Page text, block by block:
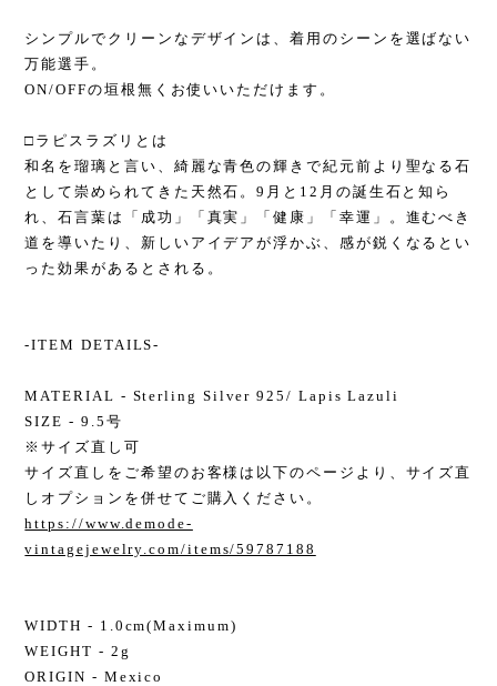
シンプルでクリーンなデザインは、着用のシーンを選ばない
万能選手。
ON/OFFの垣根無くお使いいただけます。
□ラピスラズリとは
和名を瑠璃と言い、綺麗な青色の輝きで紀元前より聖なる石
として崇められてきた天然石。9月と12月の誕生石と知ら
れ、石言葉は「成功」「真実」「健康」「幸運」。進むべき
道を導いたり、新しいアイデアが浮かぶ、感が鋭くなるとい
った効果があるとされる。
-ITEM DETAILS-
MATERIAL - Sterling Silver 925/ Lapis Lazuli
SIZE - 9.5号
※サイズ直し可
サイズ直しをご希望のお客様は以下のページより、サイズ直
しオプションを併せてご購入ください。
https://www.demode-
vintagejewelry.com/items/59787188
WIDTH - 1.0cm(Maximum)
WEIGHT - 2g
ORIGIN - Mexico